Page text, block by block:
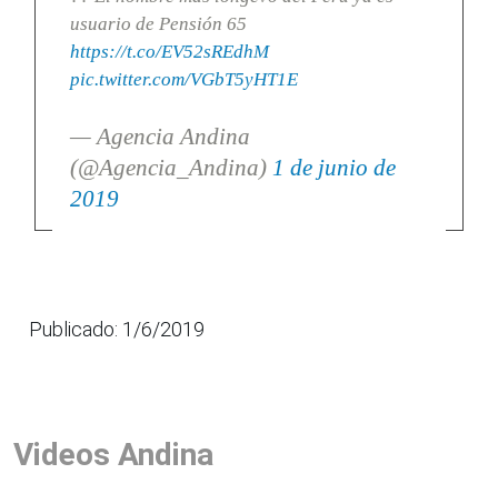
usuario de Pensión 65
https://t.co/EV52sREdhM
pic.twitter.com/VGbT5yHT1E
— Agencia Andina
(@Agencia_Andina) 1 de junio de
2019
Publicado: 1/6/2019
Videos Andina